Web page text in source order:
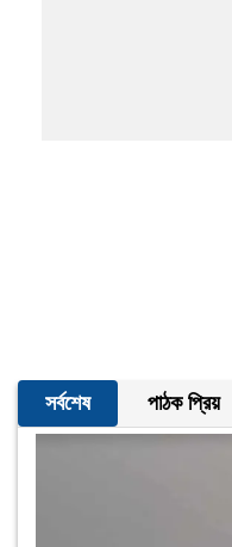
সর্বশেষ পাঠক প্রিয়